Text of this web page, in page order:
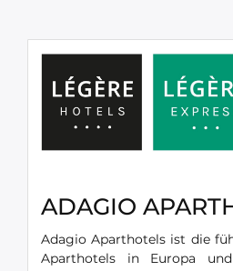
ADAGIO
Adagio Aparthotels ist die
Aparthotels in Europa